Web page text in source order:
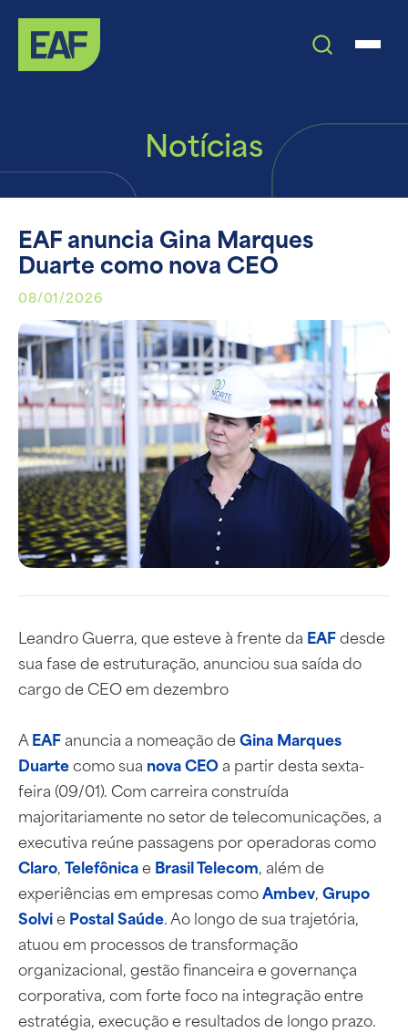
Notícias
EAF anuncia Gina Marques
Duarte como nova CEO
08/01/2026
Leandro Guerra, que esteve à frente da EAFdesde
sua fase de estruturação, anunciou sua saída do
cargo de CEO em dezembro
AEAFanuncia a nomeação deGina Marques
Duartecomo sua nova CEOa partir desta sexta-
feira (09/01). Com carreira construída
majoritariamente no setor de telecomunicações, a
executiva reúne passagens por operadoras como
Claro,Telefônicae Brasil Telecom, além de
experiências em empresas comoAmbev,Grupo
Solvie Postal Saúde. Ao longo de sua trajetória,
atuou em processos de transformação
organizacional, gestão financeira e governança
corporativa, com forte foco na integração entre
estratégia, execução e resultados de longo prazo.